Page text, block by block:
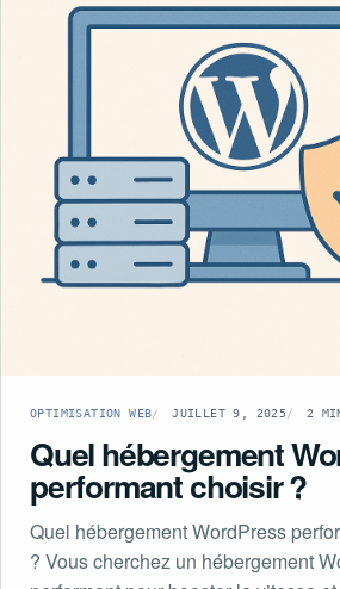
OPTIMISATION WEB JUILLET 9, 2025 2
Quel hébergement
performant choisir ?
Quel hébergement WordPress
? Vous cherchez un hébergement